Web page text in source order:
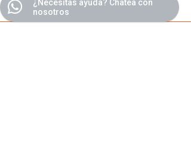
de control de manera manual o remota.
¿Necesitas ayuda? Chatea con
nosotros